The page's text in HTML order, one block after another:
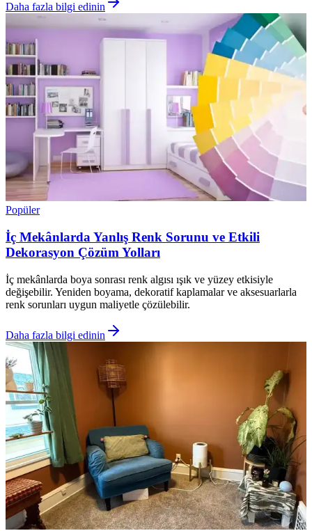
Daha fazla bilgi edinin
Popüler
İç Mekânlarda Yanlış Renk Sorunu ve Etkili
Dekorasyon Çözüm Yolları
İç mekânlarda boya sonrası renk algısı ışık ve yüzey etkisiyle
değişebilir. Yeniden boyama, dekoratif kaplamalar ve aksesuarlarla
renk sorunları uygun maliyetle çözülebilir.
Daha fazla bilgi edinin